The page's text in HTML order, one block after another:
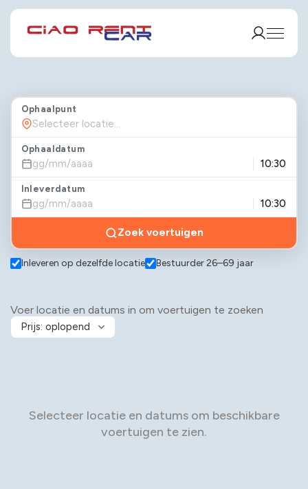
Ophaalpunt
Ophaaldatum
Inleverdatum
Zoek voertuigen
Inleveren op dezelfde locatie Bestuurder 26–69 jaar
Voer locatie en datums in om voertuigen te zoeken
Selecteer locatie en datums om beschikbare
voertuigen te zien.